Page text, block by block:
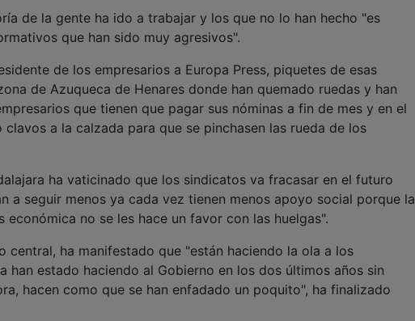
de la gente ha ido a trabajar y los que no lo han hecho "es
que han sido muy agresivos".
de los empresarios a Europa Press, piquetes de esas
de Azuqueca de Henares donde han quemado ruedas y han
que tienen que pagar sus nóminas a fin de mes y en el
a la calzada para que se pinchasen las rueda de los
ha vaticinado que los sindicatos va fracasar en el futuro
a seguir menos ya cada vez tienen menos apoyo social porque la
no se les hace un favor con las huelgas".
central, ha manifestado que "están haciendo la ola a los
han estado haciendo al Gobierno en los dos últimos años sin
hacen como que se han enfadado un poquito", ha finalizado